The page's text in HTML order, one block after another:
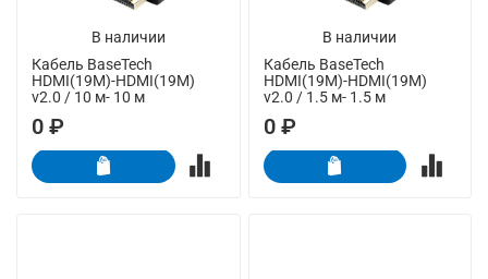
В наличии
Кабель BaseTech
HDMI(19M)-HDMI(19M)
v2.0 / 10 м- 10 м
0 ₽
В наличии
Кабель BaseTech
HDMI(19M)-HDMI(19M)
v2.0 / 1.5 м- 1.5 м
0 ₽